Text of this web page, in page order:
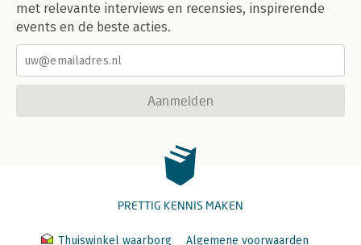
met relevante interviews en recensies, inspirerende
events en de beste acties.
Aanmelden
PRETTIG KENNIS MAKEN
Thuiswinkel waarborg Algemene voorwaarden